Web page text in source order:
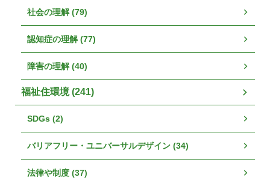
社会の理解 (79)
認知症の理解 (77)
障害の理解 (40)
福祉住環境 (241)
SDGs (2)
バリアフリー・ユニバーサルデザイン (34)
法律や制度 (37)